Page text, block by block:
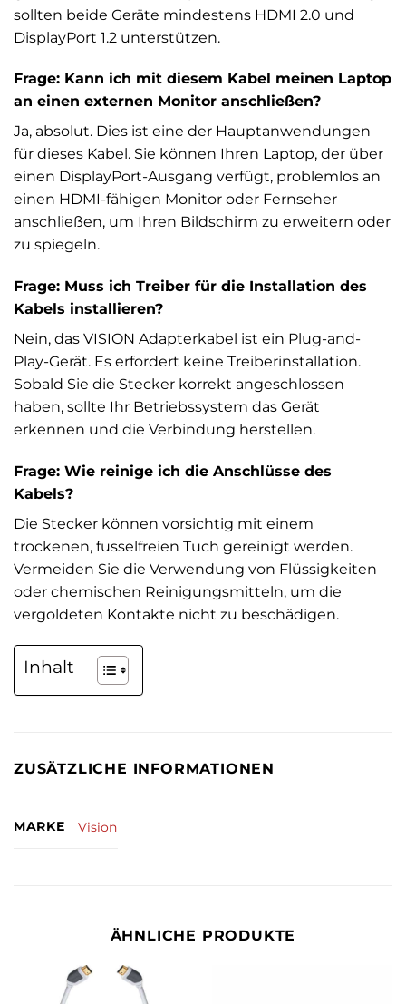
sollten beide Geräte mindestens HDMI 2.0 und
DisplayPort 1.2 unterstützen.
Frage: Kann ich mit diesem Kabel meinen Laptop
an einen externen Monitor anschließen?
Ja, absolut. Dies ist eine der Hauptanwendungen
für dieses Kabel. Sie können Ihren Laptop, der über
einen DisplayPort-Ausgang verfügt, problemlos an
einen HDMI-fähigen Monitor oder Fernseher
anschließen, um Ihren Bildschirm zu erweitern oder
zu spiegeln.
Frage: Muss ich Treiber für die Installation des
Kabels installieren?
Nein, das VISION Adapterkabel ist ein Plug-and-
Play-Gerät. Es erfordert keine Treiberinstallation.
Sobald Sie die Stecker korrekt angeschlossen
haben, sollte Ihr Betriebssystem das Gerät
erkennen und die Verbindung herstellen.
Frage: Wie reinige ich die Anschlüsse des
Kabels?
Die Stecker können vorsichtig mit einem
trockenen, fusselfreien Tuch gereinigt werden.
Vermeiden Sie die Verwendung von Flüssigkeiten
oder chemischen Reinigungsmitteln, um die
vergoldeten Kontakte nicht zu beschädigen.
Inhalt
ZUSÄTZLICHE INFORMATIONEN
MARKE Vision
ÄHNLICHE PRODUKTE